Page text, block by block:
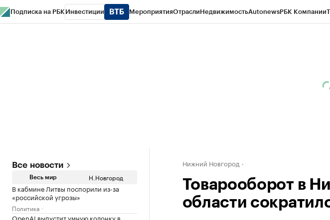
Подписка на РБК Инвестиции МероприятияОтраслиНедвижимостьAutonewsРБК Компании
Все новости
Весь мир Н.Новгород
В кабмине Литвы поспорили из-за
«российской угрозы»
Политика
OpenAI выпустит умную колонку в
Нижний Новгород
Товарооборот в
области